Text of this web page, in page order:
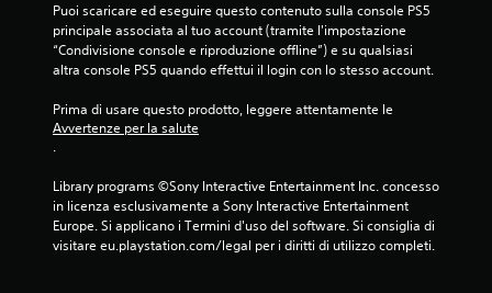
5
v
u
t
Puoi scaricare ed eseguire questo contenuto sulla console PS5
principale associata al tuo account (tramite l'impostazione
“Condivisione console e riproduzione offline”) e su qualsiasi
altra console PS5 quando effettui il login con lo stesso account.
Prima di usare questo prodotto, leggere attentamente le
Avvertenze per la salute
.
Library programs ©Sony Interactive Entertainment Inc. concesso
in licenza esclusivamente a Sony Interactive Entertainment
Europe. Si applicano i Termini d'uso del software. Si consiglia di
visitare eu.playstation.com/legal per i diritti di utilizzo completi.